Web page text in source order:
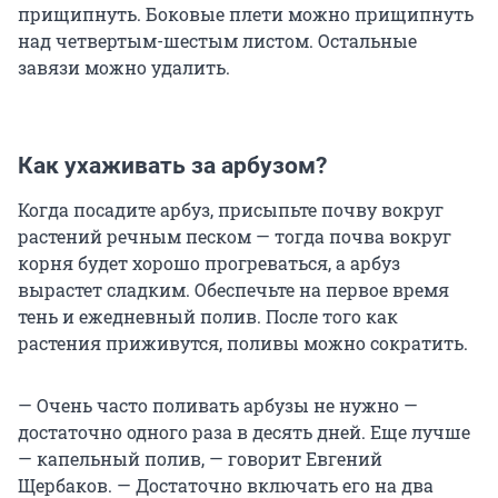
прищипнуть. Боковые плети можно прищипнуть
над четвертым-шестым листом. Остальные
завязи можно удалить.
Как ухаживать за арбузом?
Когда посадите арбуз, присыпьте почву вокруг
растений речным песком — тогда почва вокруг
корня будет хорошо прогреваться, а арбуз
вырастет сладким. Обеспечьте на первое время
тень и ежедневный полив. После того как
растения приживутся, поливы можно сократить.
— Очень часто поливать арбузы не нужно —
достаточно одного раза в десять дней. Еще лучше
— капельный полив, — говорит Евгений
Щербаков. — Достаточно включать его на два